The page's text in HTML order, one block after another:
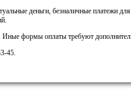
деньги, безналичные платежи
формы оплаты требуют
45.